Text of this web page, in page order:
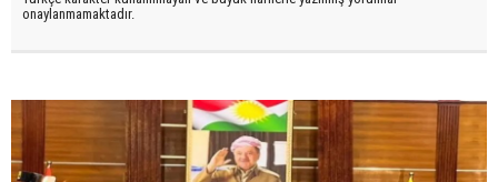
onaylanmamaktadır.